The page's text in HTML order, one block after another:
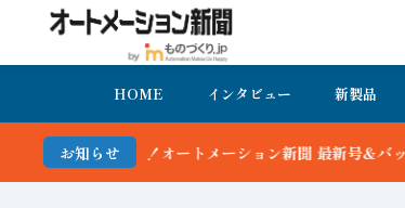
HOME インタビュー 新製品
お知らせ
ョン新聞 最新号＆バックナンバーを無料で公開中 詳細